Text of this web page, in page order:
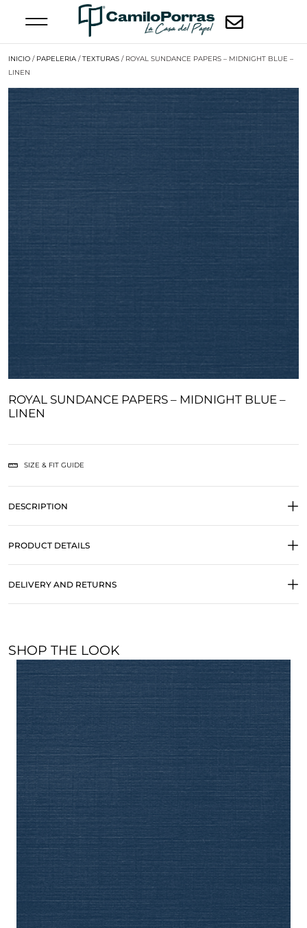
INICIO / PAPELERIA /TEXTURAS / ROYAL SUNDANCE PAPERS – MIDNIGHT BLUE –
LINEN
ROYAL SUNDANCE PAPERS – MIDNIGHT BLUE –
LINEN
SIZE & FIT GUIDE
DESCRIPTION
PRODUCT DETAILS
DELIVERY AND RETURNS
SHOP THE LOOK